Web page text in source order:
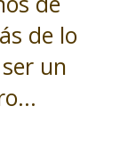
de lo
un